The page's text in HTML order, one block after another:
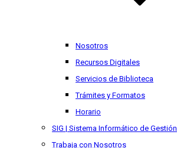
Nosotros
Recursos Digitales
Servicios de Biblioteca
Trámites y Formatos
Horario
SIG | Sistema Informático de Gestión
Trabaja con Nosotros